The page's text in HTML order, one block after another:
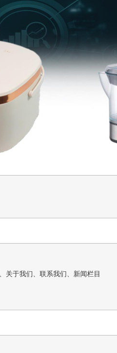
关于我们、联系我们、新闻栏目